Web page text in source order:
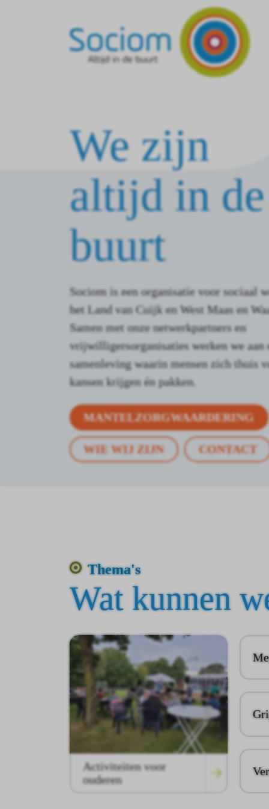
We zijn
altijd in de
buurt
Sociom is een organisatie voor sociaal
het Land van Cuijk en West Maas en
Samen met onze netwerkpartners en
vrijwilligersorganisaties werken we aan
samenleving waarin mensen zich thuis
kansen krijgen én pakken.
MANTELZORGWAARDERING
WIE WIJ ZIJN CONTACT
Thema's
Wat kunnen
Activiteiten voor
ouderen